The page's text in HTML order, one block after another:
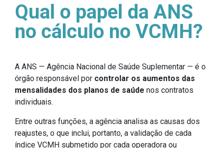
Qual o papel da ANS
no cálculo no VCMH?
A ANS — Agência Nacional de Saúde Suplementar — é o
órgão responsável por controlar os aumentos das
mensalidades dos planos de saúde nos contratos
individuais.
Entre outras funções, a agência analisa as causas dos
reajustes, o que inclui, portanto, a validação de cada
índice VCMH submetido por cada operadora ou